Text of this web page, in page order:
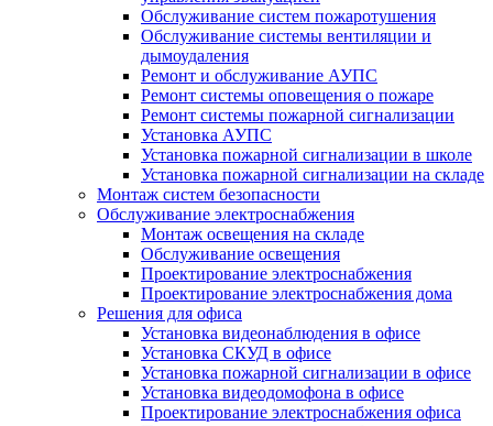
Обслуживание систем пожаротушения
Обслуживание системы вентиляции и
дымоудаления
Ремонт и обслуживание АУПС
Ремонт системы оповещения о пожаре
Ремонт системы пожарной сигнализации
Установка АУПС
Установка пожарной сигнализации в школе
Установка пожарной сигнализации на складе
Монтаж систем безопасности
Обслуживание электроснабжения
Монтаж освещения на складе
Обслуживание освещения
Проектирование электроснабжения
Проектирование электроснабжения дома
Решения для офиса
Установка видеонаблюдения в офисе
Установка СКУД в офисе
Установка пожарной сигнализации в офисе
Установка видеодомофона в офисе
Проектирование электроснабжения офиса